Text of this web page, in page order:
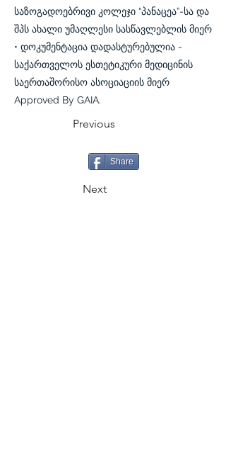
საზოგადოებრივი კოლეჯი “პანაცეა”-სა და
შპს ახალი უმაღლესი სასწავლებლის მიერ
• დოკუმენტაცია დადასტურებულია -
საქართველოს ესთეტიკური მედიცინის
საერთაშორისო ასოციაციის მიერ
Approved By GAIA.
Previous
Share
Next